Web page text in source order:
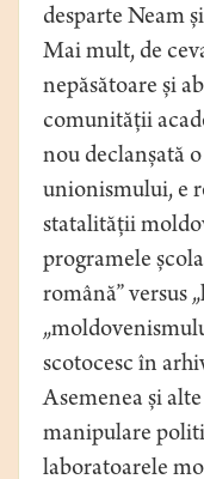
desparte Neam
Mai mult, de
nepăsătoare și
comunității
nou declanșată
unionismului, e
statalității
programele
română” versus
scotocesc în
Asemenea și
manipulare
laboratoarele